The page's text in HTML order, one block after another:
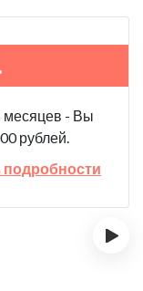
месяцев - Вы
рублей.
подробности
›